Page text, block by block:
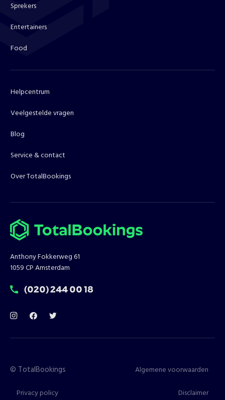
Sprekers
Entertainers
Food
Helpcentrum
Veelgestelde vragen
Blog
Service & contact
Over TotalBookings
Anthony Fokkerweg 61
1059 CP Amsterdam
T:
(020) 244 00 18
© TotalBookings
Algemene voorwaarden
Privacy policy
Disclaimer